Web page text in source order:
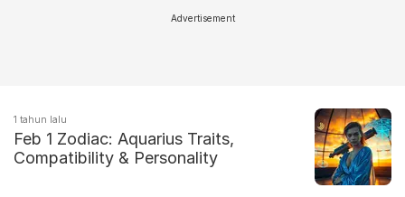
Advertisement
1 tahun lalu
Feb 1 Zodiac: Aquarius Traits,
Compatibility & Personality